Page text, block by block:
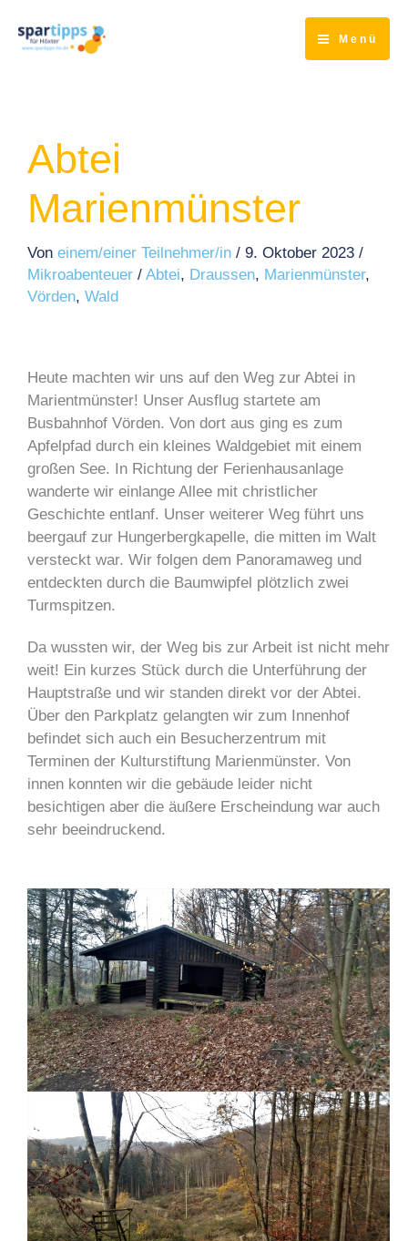
Inhalt
springen
Menü
Abtei
Marienmünster
Von einem/einer Teilnehmer/in / 9. Oktober 2023 /
Mikroabenteuer / Abtei, Draussen, Marienmünster,
Vörden, Wald
Heute machten wir uns auf den Weg zur Abtei in
Marientmünster! Unser Ausflug startete am
Busbahnhof Vörden. Von dort aus ging es zum
Apfelpfad durch ein kleines Waldgebiet mit einem
großen See. In Richtung der Ferienhausanlage
wanderte wir einlange Allee mit christlicher
Geschichte entlanf. Unser weiterer Weg führt uns
beergauf zur Hungerbergkapelle, die mitten im Walt
versteckt war. Wir folgen dem Panoramaweg und
entdeckten durch die Baumwipfel plötzlich zwei
Turmspitzen.
Da wussten wir, der Weg bis zur Arbeit ist nicht mehr
weit! Ein kurzes Stück durch die Unterführung der
Hauptstraße und wir standen direkt vor der Abtei.
Über den Parkplatz gelangten wir zum Innenhof
befindet sich auch ein Besucherzentrum mit
Terminen der Kulturstiftung Marienmünster. Von
innen konnten wir die gebäude leider nicht
besichtigen aber die äußere Erscheindung war auch
sehr beeindruckend.